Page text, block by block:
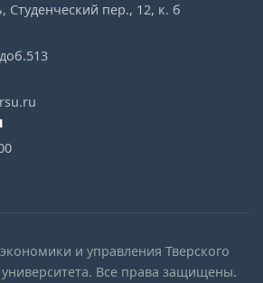
Студенческий пер., 12, к. б
и управления Тверского
университета. Все права защищены.